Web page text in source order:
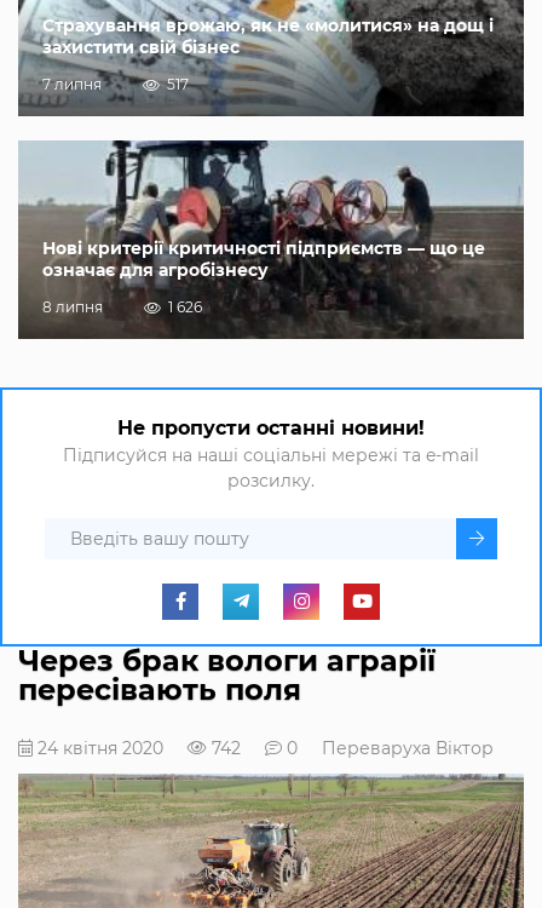
Страхування врожаю, як не «молитися» на дощ і
захистити свій бізнес
7 липня 517
Нові критерії критичності підприємств — що це
означає для агробізнесу
8 липня 1 626
Не пропусти останні новини!
Підписуйся на наші соціальні мережі та e-mail
розсилку.
Через брак вологи аграрії
пересівають поля
24 квітня 2020 742 0 Переваруха Віктор